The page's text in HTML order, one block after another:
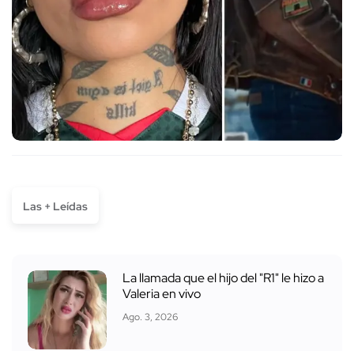
Las + Leídas
La llamada que el hijo del "R1" le hizo a
Valeria en vivo
Ago. 3, 2026